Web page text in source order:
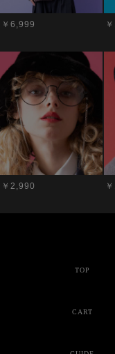
￥6,999
￥2,990
TOP
CART